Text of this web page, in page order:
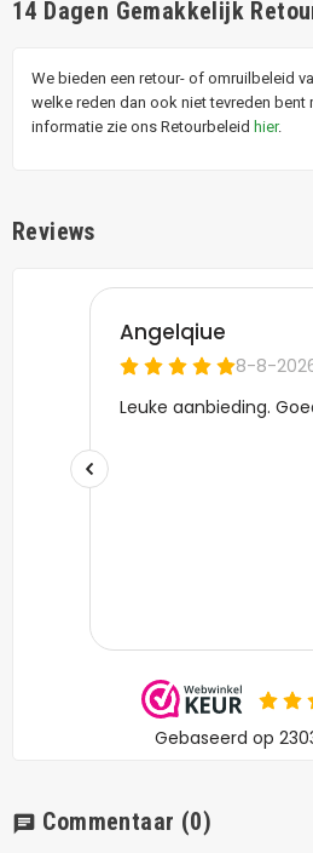
14 Dagen Gemakkelijk
We bieden een retour- of omruilbeleid
welke reden dan ook niet tevreden bent
informatie zie ons Retourbeleid hier.
Reviews
chat Commentaar (0)